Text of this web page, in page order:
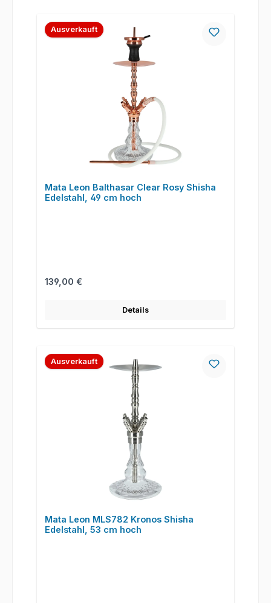
Ausverkauft
Mata Leon Balthasar Clear Rosy Shisha
Edelstahl, 49 cm hoch
Regulärer Preis:
139,00 €
Details
Ausverkauft
Mata Leon MLS782 Kronos Shisha
Edelstahl, 53 cm hoch